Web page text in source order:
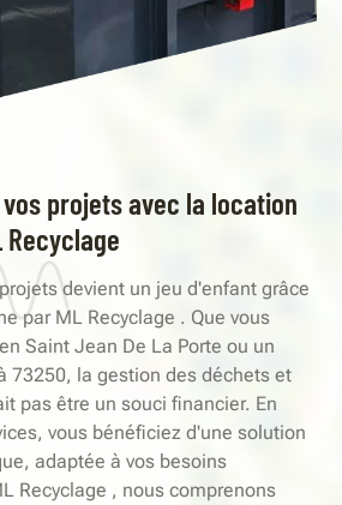
projets avec la location
Recyclage
devient un jeu d'enfant grâce
par ML Recyclage . Que vous
Saint Jean De La Porte ou un
73250, la gestion des déchets et
pas être un souci financier. En
vous bénéficiez d'une solution
adaptée à vos besoins
Recyclage , nous comprenons